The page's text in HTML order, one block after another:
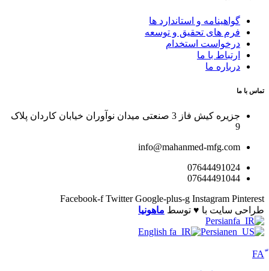
گواهینامه و استاندارد ها
فرم های تحقیق و توسعه
درخواست استخدام
ارتباط با ما
درباره ما
تماس با ما
جزیره کیش فاز 3 صنعتی میدان نوآوران خیابان کاردان پلاک
9
info@mahanmed-mfg.com
07644491024
07644491044
Facebook-f Twitter Google-plus-g Instagram Pinterest
طراحی سایت با ♥️ توسط ماهونیا
Persian
English
Persian